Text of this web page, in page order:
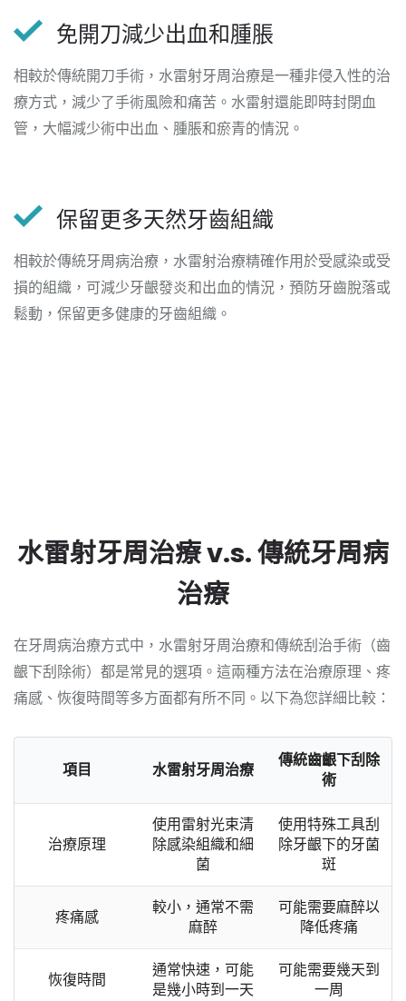
免開刀減少出血和腫脹
相較於傳統開刀手術，水雷射牙周治療是一種非侵入性的治
療方式，減少了手術風險和痛苦。水雷射還能即時封閉血
管，大幅減少術中出血、腫脹和瘀青的情況。
保留更多天然牙齒組織
相較於傳統牙周病治療，水雷射治療精確作用於受感染或受
損的組織，可減少牙齦發炎和出血的情況，預防牙齒脫落或
鬆動，保留更多健康的牙齒組織。
水雷射牙周治療 v.s. 傳統牙周病
治療
在牙周病治療方式中，水雷射牙周治療和傳統刮治手術（齒
齦下刮除術）都是常見的選項。這兩種方法在治療原理、疼
痛感、恢復時間等多方面都有所不同。以下為您詳細比較：
項目 水雷射牙周治療
傳統齒齦下刮除
術
治療原理
使用雷射光束清
除感染組織和細
菌
使用特殊工具刮
除牙齦下的牙菌
斑
疼痛感
較小，通常不需
麻醉
可能需要麻醉以
降低疼痛
恢復時間
通常快速，可能
是幾小時到一天
可能需要幾天到
一周